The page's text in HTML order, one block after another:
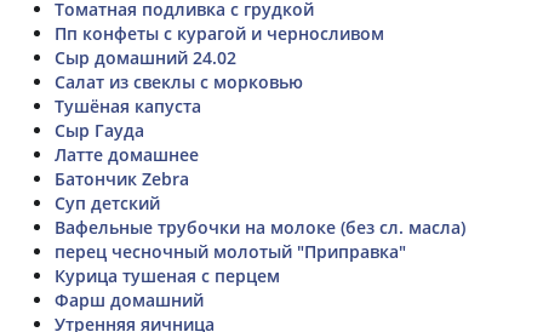
Томатная подливка с грудкой
Пп конфеты с курагой и черносливом
Сыр домашний 24.02
Салат из свеклы с морковью
Тушёная капуста
Сыр Гауда
Латте домашнее
Батончик Zebra
Суп детский
Вафельные трубочки на молоке (без сл. масла)
перец чесночный молотый "Приправка"
Курица тушеная с перцем
Фарш домашний
Утренняя яичница